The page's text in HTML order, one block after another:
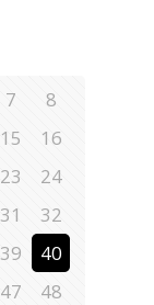
7
8
15
16
23
24
31
32
39
40
47
48